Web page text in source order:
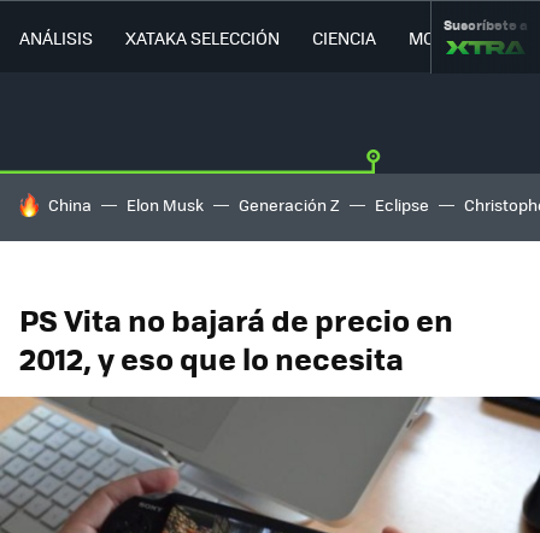
ANÁLISIS XATAKA SELECCIÓN CIENCIA MOVILIDAD
Suscríbete a
HOY SE HABLA DE
China Elon Musk Generación Z Eclipse
PS Vita no bajará de precio en
2012, y eso que lo necesita